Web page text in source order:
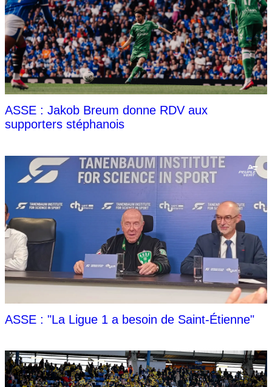
ASSE : Jakob Breum donne RDV aux
supporters stéphanois
ASSE : "La Ligue 1 a besoin de Saint-Étienne"